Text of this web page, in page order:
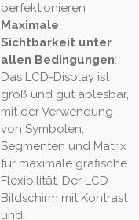
perfektionieren
Maximale
Sichtbarkeit unter
allen Bedingungen:
Das LCD-Display ist
groß und gut ablesbar,
mit der Verwendung
von Symbolen,
Segmenten und Matrix
für maximale grafische
Flexibilität. Der LCD-
Bildschirm mit Kontrast
und